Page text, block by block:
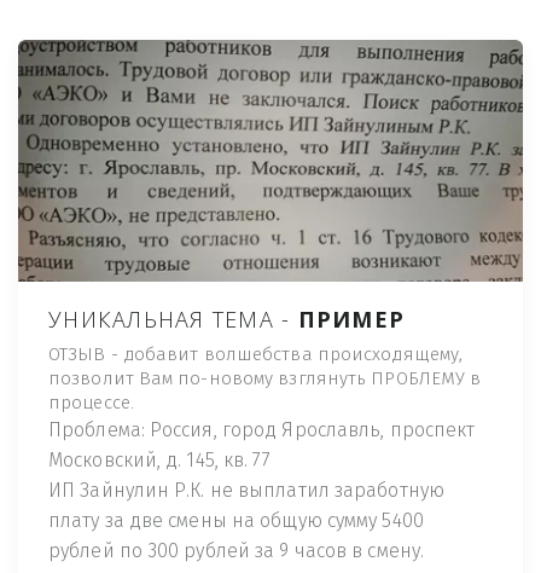
УНИКАЛЬНАЯ ТЕМА - ПРИМЕР
ОТЗЫВ - добавит волшебства происходящему,
позволит Вам по-новому взглянуть ПРОБЛЕМУ в
процессе.
Проблема: Россия, город Ярославль, проспект
Московский, д. 145, кв. 77
ИП Зайнулин Р.К. не выплатил заработную
плату за две смены на общую сумму 5400
рублей по 300 рублей за 9 часов в смену.